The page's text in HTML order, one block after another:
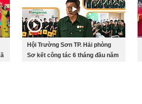
Hội Trường Sơn TP. Hải phòng
Sơ kết công tác 6 tháng đầu năm